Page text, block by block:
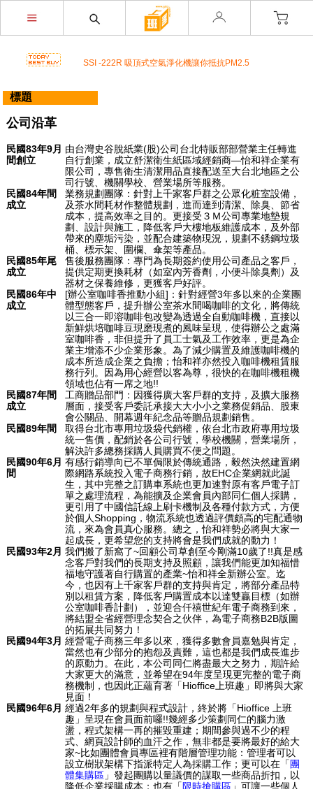
榮獲M.I.T台灣精品獎超省電的負離子節能風扇
不再害怕上公司廁所~馬桶座墊紙讓您如廁更安心
SSI -222R 吸頂式空氣淨化機讓你抵抗PM2.5
K3 Plus 全自動紅外線測溫儀(附立架) 預購訂單
通用型防疫透明面罩10入裝
榮獲M.I.T台灣精品獎超省電的負離子節能風扇
不再害怕上公司廁所~馬桶座墊紙讓您如廁更安心
店內裝設嬰兒換尿布檯提供給婦幼貴賓貼心的服務
SSI -222R 吸頂式空氣淨化機讓你抵抗PM2.5
開咖啡店不用買咖啡機Schaerer Coffee Art Plus 全自
動...
K3 Plus 全自動紅外線測溫儀(附立架) 預購訂單
K387D全自動雙感溫酒精手部消毒機 升級不加價
唯一驗證過可有效抑制COVID-19的神器
通用型防疫透明面罩10入裝
標題
公司沿革
民國83年9月
間創立
由台灣史谷脫紙業(股)公司台北特販部部營業主任轉進
自行創業，成立舒潔衛生紙區域經銷商—怡和祥企業有
限公司，專售衛生清潔用品直接配送至大台北地區之公
司行號、機關學校、營業場所等服務。
民國84年間
成立
業務規劃團隊：針對上千家客戶群之公眾化粧室設備，
及茶水間耗材作整體規劃，進而達到清潔、除臭、節省
成本，提高效率之目的。更接受３Ｍ公司專業地墊規
劃、設計與施工，降低客戶大樓地板維護成本，及外部
帶來的塵垢污染，並配合建築物現況，規劃不銹鋼垃圾
桶、標示架、圍欄、傘架等產品。
民國85年尾
成立
售後服務團隊：專門為長期簽約使用公司產品之客戶，
提供定期更換耗材（如室內芳香劑，小便斗除臭劑）及
器材之保養維修，更獲客戶好評。
民國86年中
成立
[辦公室咖啡香推動小組]：針對經營3年多以來的企業團
體型態客戶，提升辦公室茶水間喝咖啡的文化，將傳統
以三合一即溶咖啡包改變為透過全自動咖啡機，直接以
新鮮烘培咖啡豆現磨現煮的風味呈現，使得辦公之處滿
室咖啡香，非但提升了員工士氣及工作效率，更是為企
業主增添不少企業形象。為了減少購置及維護咖啡機的
成本所造成企業之負擔；怡和祥亦然投入咖啡機租賃服
務行列。因為用心經營以客為尊，很快的在咖啡機租機
領域也佔有一席之地!!
民國87年間
成立
工商贈品部門：因獲得廣大客戶群的支持，及擴大服務
層面，接受客戶委託承接大大小小之業務促銷品、股東
會公關品、開幕週年紀念品等贈品規劃銷售。
民國89年間
取得台北市專用垃圾袋代銷權，依台北市政府專用垃圾
統一售價，配銷於各公司行號，學校機關，營業場所，
解決許多總務採購人員購買不便之問題。
民國90年6月
間
有感行銷導向已不單侷限於傳統通路，毅然決然建置網
際網路系統投入電子商務行銷，故EHC企業網就此誕
生，其中完整之訂購車系統也更加速對原有客戶電子訂
單之處理流程，為能擴及企業會員內部同仁個人採購，
更引用了中國信託線上刷卡機制及各種付款方式，方便
於個人Shopping，物流系統也透過評價頗高的宅配通物
流，來為會員真心服務。總之，怡和祥勢必將與大家一
起成長，更希望您的支持將會是我們成就的動力！
民國93年2月 我們搬了新窩了~回顧公司草創至今剛滿10歲了!!真是感
念客戶對我們的長期支持及照顧，讓我們能更加知福惜
福地守護著自行購置的產業~怡和祥全新辦公室。迄
今，也因有上千家客戶群的支持與肯定，將部分產品特
別以租賃方案，降低客戶購置成本以達雙贏目標（如辦
公室咖啡香計劃），並迎合仟禧世紀年電子商務到來，
將結盟全省經營理念契合之伙伴，為電子商務B2B版圖
的拓展共同努力！
民國94年3月 經營電子商務三年多以來，獲得多數會員嘉勉與肯定，
當然也有少部分的抱怨及責難，這也都是我們成長進步
的原動力。在此，本公司同仁將盡最大之努力，期許給
大家更大的滿意，並希望在94年度呈現更完整的電子商
務機制，也因此正蘊育著「Hioffice上班趣」即將與大家
見面！
民國96年6月 經過2年多的規劃與程式設計，終於將「Hioffice 上班
趣」呈現在會員面前囉!!幾經多少策劃同仁的腦力激
盪，程式架構一再的摧毀重建；期間參與過不少的程
式、網頁設計師的血汗之作，無非都是要將最好的給大
家~比如團體會員專區裡有階層管理功能：管理者可以
設立樹狀架構下指派特定人為採購工作；更可以在「團
體集購區」發起團購以量議價的謀取一些商品折扣，以
降低企業採購成本；也有「 限時搶購區」可讓一些個人